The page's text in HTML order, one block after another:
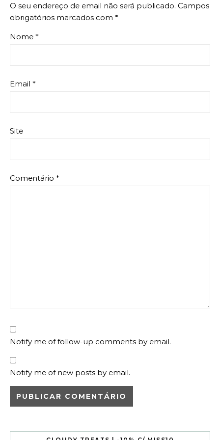
O seu endereço de email não será publicado. Campos
obrigatórios marcados com *
Nome *
Email *
Site
Comentário *
Notify me of follow-up comments by email.
Notify me of new posts by email.